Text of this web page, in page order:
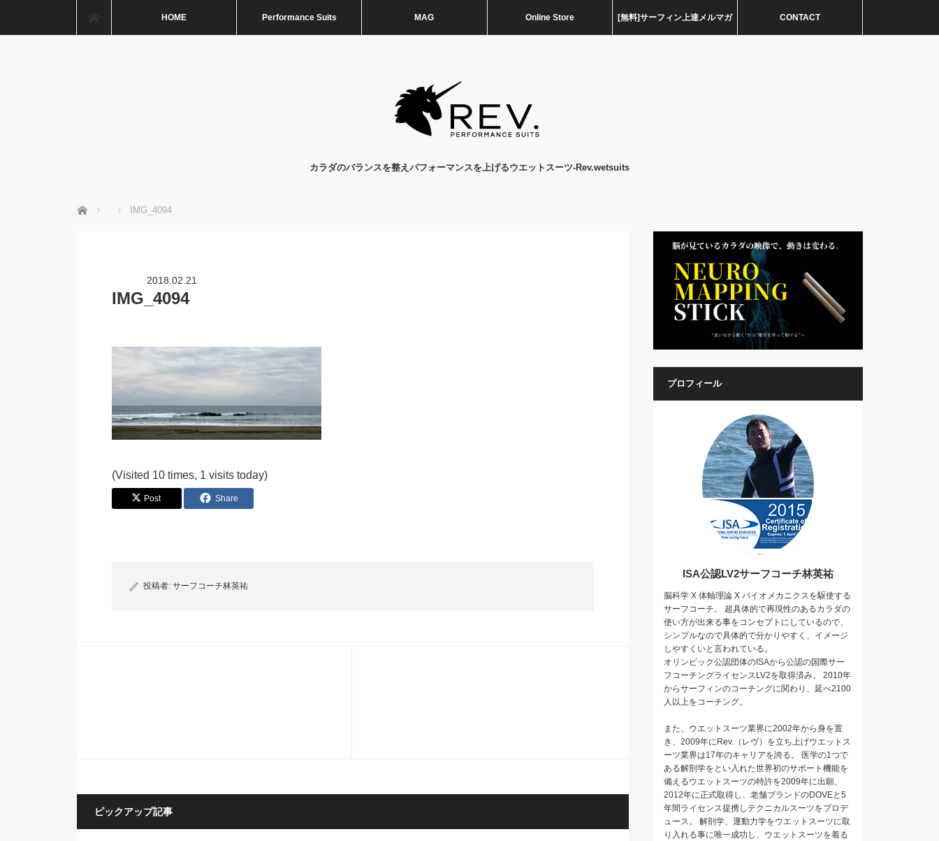
HOME Performance Suits MAG Online Store [無料]サーフィン上達メルマガ CONTACT
カラダのバランスを整えパフォーマンスを上げるウエットスーツ-Rev.wetsuits
ホーム IMG_4094
2018.02.21
IMG_4094
(Visited 10 times, 1 visits today)
Post Share
投稿者: サーフコーチ林英祐
ピックアップ記事
プロフィール
ISA公認LV2サーフコーチ林英祐
脳科学 X 体軸理論 X バイオメカニクスを駆使する
サーフコーチ。 超具体的で再現性のあるカラダの
使い方が出来る事をコンセプトにしているので、
シンプルなので具体的で分かりやすく、イメージ
しやすくいと言われている。
オリンピック公認団体のISAから公認の国際サー
フコーチングライセンスLV2を取得済み。 2010年
からサーフィンのコーチングに関わり、延べ2100
人以上をコーチング。
また、ウエットスーツ業界に2002年から身を置
き、2009年にRev.（レヴ）を立ち上げウエットス
ーツ業界は17年のキャリアを誇る。 医学の1つで
ある解剖学をとい入れた世界初のサポート機能を
備えるウエットスーツの特許を2009年に出願、
2012年に正式取得し、老舗ブランドのDOVEと5
年間ライセンス提携しテクニカルスーツをプロデ
ュース。 解剖学、運動力学をウエットスーツに取
り入れる事に唯一成功し、ウエットスーツを着る